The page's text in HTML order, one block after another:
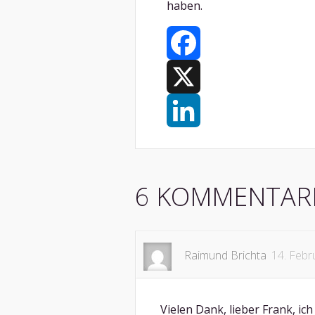
haben.
Facebook
6
Raimund Brichta 14.
Vielen Dank, lieber Frank,